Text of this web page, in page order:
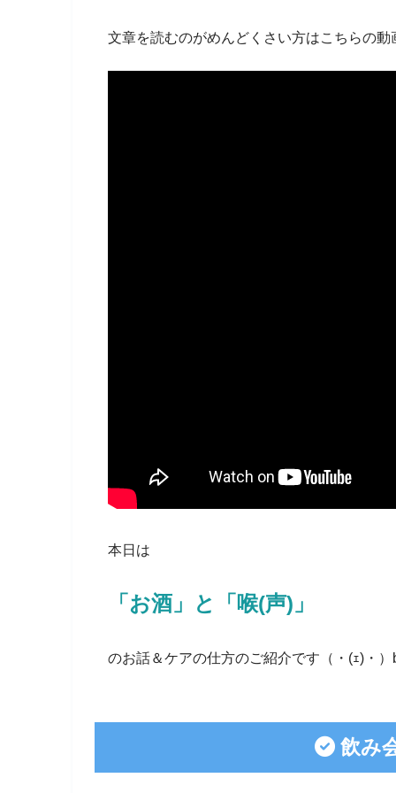
文章を読むのがめんどくさい方はこちらの動
本日は
「お酒」と「喉(声)」
のお話＆ケアの仕方のご紹介です（・(ｪ)・）
飲み